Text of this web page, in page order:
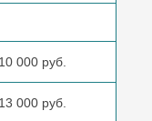
10 000 руб.
13 000 руб.